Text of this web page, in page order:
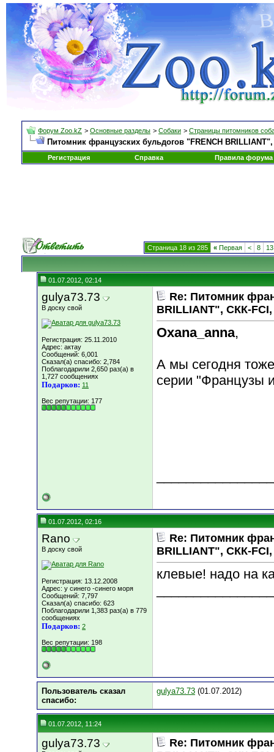
Форум Zoo.kZ > Основные разделы > Собаки > Страницы питомников
Питомник французских бульдогов "FRENCH BRILLIANT",
Регистрация Справка Правила форума
Страница 18 из 285 « Первая < 8 13
01.07.2012, 02:14
gulya73.73
В доску свой
Регистрация: 25.11.2010
Адрес: актау
Сообщений: 6,001
Сказал(а) спасибо: 2,784
Поблагодарили 2,650 раз(а) в
1,727 сообщениях
Подарков: 11
Вес репутации: 177
Re: Питомник
BRILLIANT", СКК-FCI,
Oxana_anna,
А мы сегодня
серии "Французы
01.07.2012, 02:16
Rano
В доску свой
Регистрация: 13.12.2008
Адрес: у синего -синего моря
Сообщений: 7,797
Сказал(а) спасибо: 623
Поблагодарили 1,383 раз(а) в 779
сообщениях
Подарков: 2
Вес репутации: 198
Re: Питомник
BRILLIANT", СКК-FCI,
клевые! надо на
Пользователь сказал
cпасибо:
gulya73.73 (01.07.2012)
01.07.2012, 11:24
gulya73.73
Re: Питомник